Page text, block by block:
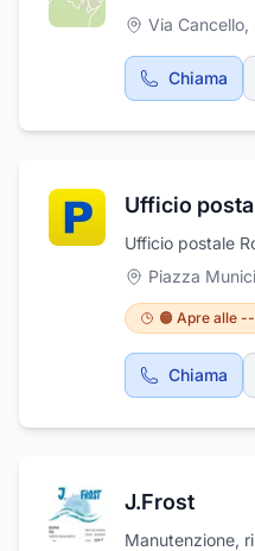
Via Cancello,
Chiama
Ufficio
Ufficio postale
Piazza
🟠 Apre alle
Chiama
J.Frost
Manutenzione,